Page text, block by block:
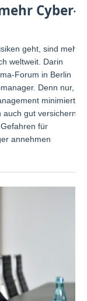
Cyber-
geht, sind mehr
weltweit. Darin
Forum in Berlin
Denn nur,
minimiert
gut versichern.
für
annehmen